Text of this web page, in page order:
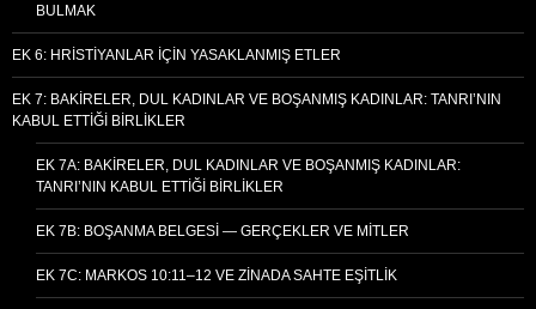
BULMAK
EK 6: HRISTIYANLAR İÇIN YASAKLANMIŞ ETLER
EK 7: BAKIRELER, DUL KADINLAR VE BOŞANMIŞ KADINLAR: TANRI’NIN
KABUL ETTIĞI BIRLIKLER
EK 7A: BAKIRELER, DUL KADINLAR VE BOŞANMIŞ KADINLAR:
TANRI’NIN KABUL ETTIĞI BIRLIKLER
EK 7B: BOŞANMA BELGESI — GERÇEKLER VE MITLER
EK 7C: MARKOS 10:11–12 VE ZINADA SAHTE EŞITLIK